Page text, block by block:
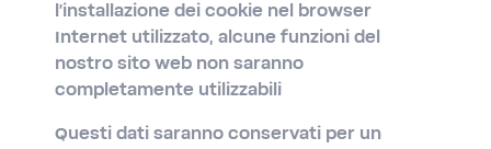
l'installazione dei cookie nel browser
Internet utilizzato, alcune funzioni del
nostro sito web non saranno
completamente utilizzabili
Questi dati saranno conservati per un